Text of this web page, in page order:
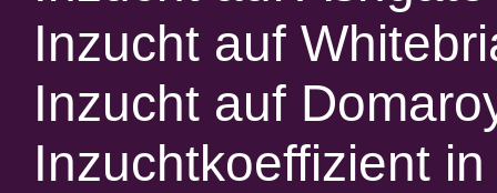
Inzucht auf
Inzucht auf
Inzuchtkoeffizient